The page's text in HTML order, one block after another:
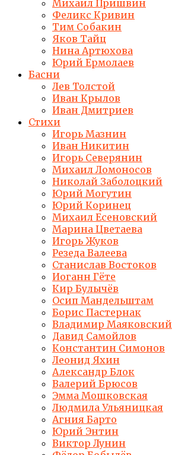
Михаил Пришвин
Феликс Кривин
Тим Собакин
Яков Тайц
Нина Артюхова
Юрий Ермолаев
Басни
Лев Толстой
Иван Крылов
Иван Дмитриев
Стихи
Игорь Мазнин
Иван Никитин
Игорь Северянин
Михаил Ломоносов
Николай Заболоцкий
Юрий Могутин
Юрий Коринец
Михаил Есеновский
Марина Цветаева
Игорь Жуков
Резеда Валеева
Станислав Востоков
Иоганн Гёте
Кир Булычёв
Осип Мандельштам
Борис Пастернак
Владимир Маяковский
Давид Самойлов
Константин Симонов
Леонид Яхин
Александр Блок
Валерий Брюсов
Эмма Мошковская
Людмила Ульяницкая
Агния Барто
Юрий Энтин
Виктор Лунин